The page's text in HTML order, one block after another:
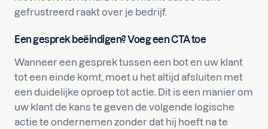
gefrustreerd raakt over je bedrijf.
Een gesprek beëindigen? Voeg een CTA toe
Wanneer een gesprek tussen een bot en uw klant
tot een einde komt, moet u het altijd afsluiten met
een duidelijke oproep tot actie. Dit is een manier om
uw klant de kans te geven de volgende logische
actie te ondernemen zonder dat hij hoeft na te